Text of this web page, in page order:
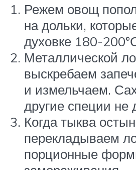
Режем овощ
на дольки,
духовке 180-
Металлической
выскребаем
и измельчаем.
другие специи не
Когда тыква
перекладываем
порционные